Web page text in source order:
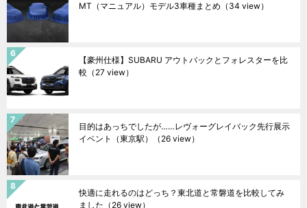
MT（マニュアル）モデル3車種まとめ （34 view）
【豪州仕様】SUBARU アウトバックとフォレスターを比
較 （27 view）
目的はあっちでしたが……レヴォーグレイバック先行展示
イベント（東京駅）
（26 view）
快適に走れるのはどっち？東北道と常磐道を比較してみ
ました （26 view）